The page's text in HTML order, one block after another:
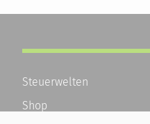
Steuerwelten
Shop